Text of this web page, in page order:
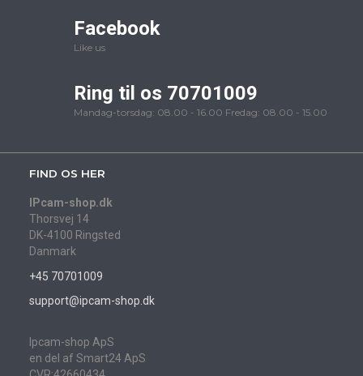
Facebook
Like us
Ring til os 70701009
Mandag-torsdag: 08.00 - 16.00 Fredag: 08.00 - 15.00
FIND OS HER
IPcam-shop.dk
Thorsvej 14
DK-4100 Ringsted
Danmark
+45 70701009
support@ipcam-shop.dk
Ipcam-shop ApS
en del af Smart24 ApS